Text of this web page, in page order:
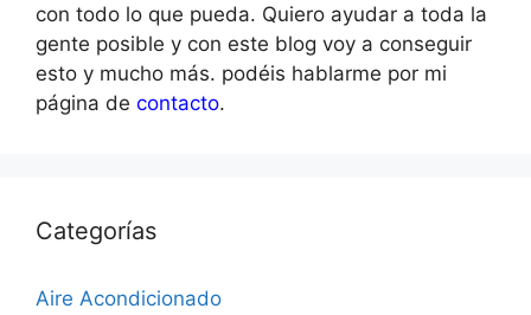
con todo lo que pueda. Quiero ayudar a toda la
gente posible y con este blog voy a conseguir
esto y mucho más. podéis hablarme por mi
página de contacto.
Categorías
Aire Acondicionado